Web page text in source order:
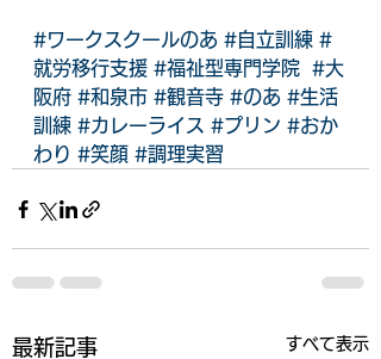
#ワークスクールのあ #自立訓練 #
就労移行支援 #福祉型専門学院
#大
阪府 #和泉市 #観音寺 #のあ #生活
訓練 #カレーライス #プリン #おか
わり #笑顔 #調理実習
最新記事 すべて表示